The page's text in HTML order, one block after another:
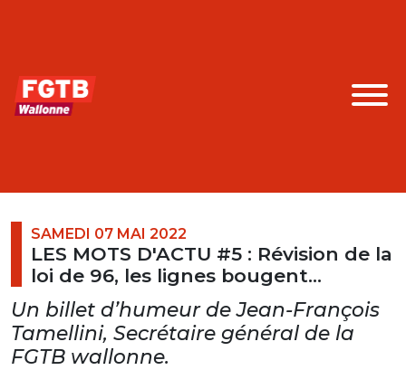
SAMEDI 07 MAI 2022
LES MOTS D'ACTU #5 : Révision de la
loi de 96, les lignes bougent…
Un billet d’humeur de Jean-François
Tamellini, Secrétaire général de la
FGTB wallonne.